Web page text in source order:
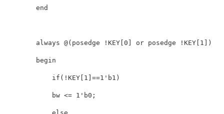
        end
        always @(posedge !KEY[0] or posedge !KEY[1])
        begin
            if(!KEY[1]==1'b1)
            bw <= 1'b0;